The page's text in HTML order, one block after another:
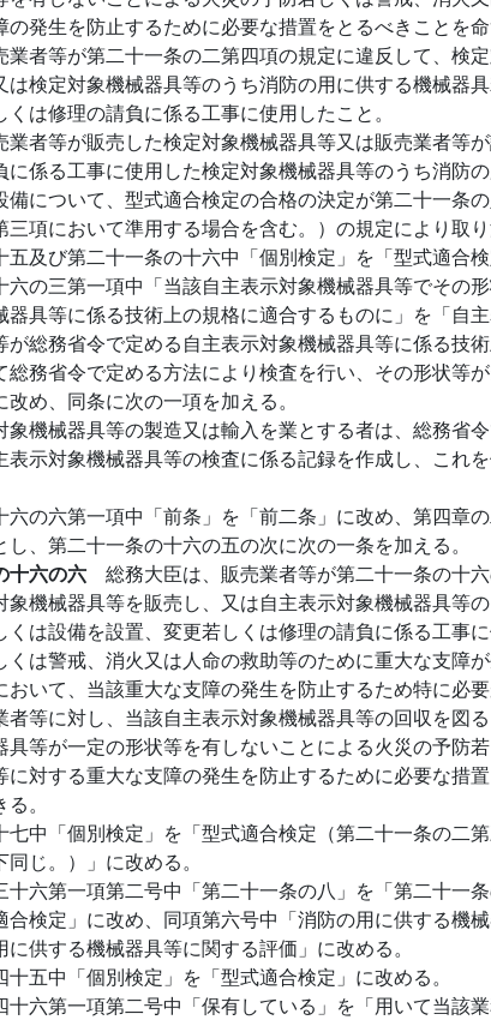
の発生を防止するために必要な措置をとるべきことを命
業者等が第二十一条の二第四項の規定に違反して、検
は検定対象機械器具等のうち消防の用に供する機械器
くは修理の請負に係る工事に使用したこと。
業者等が販売した検定対象機械器具等又は販売業者等
に係る工事に使用した検定対象機械器具等のうち消防
備について、型式適合検定の合格の決定が第二十一条
三項において準用する場合を含む。）の規定により取り
及び第二十一条の十六中「個別検定」を「型式適合検
六の三第一項中「当該自主表示対象機械器具等でその
器具等に係る技術上の規格に適合するものに」を「自
が総務省令で定める自主表示対象機械器具等に係る技
総務省令で定める方法により検査を行い、その形状等
め、同条に次の一項を加える。
象機械器具等の製造又は輸入を業とする者は、総務省令
表示対象機械器具等の検査に係る記録を作成し、これ
六の六第一項中「前条」を「前二条」に改め、第四章
、第二十一条の十六の五の次に次の一条を加える。
十六の六 総務大臣は、販売業者等が第二十一条の十六
象機械器具等を販売し、又は自主表示対象機械器具等
くは設備を設置、変更若しくは修理の請負に係る工事
くは警戒、消火又は人命の救助等のために重大な支障
おいて、当該重大な支障の発生を防止するため特に必要
者等に対し、当該自主表示対象機械器具等の回収を図
具等が一定の形状等を有しないことによる火災の予防
に対する重大な支障の発生を防止するために必要な措
。
七中「個別検定」を「型式適合検定（第二十一条の二
じ。）」に改める。
十六第一項第二号中「第二十一条の八」を「第二十一
合検定」に改め、同項第六号中「消防の用に供する機
供する機械器具等に関する評価」に改める。
五中「個別検定」を「型式適合検定」に改める。
十六第一項第二号中「保有している」を「用いて当該